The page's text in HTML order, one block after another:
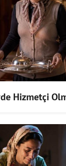
Hizmetçi